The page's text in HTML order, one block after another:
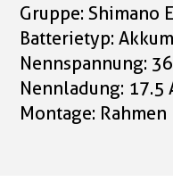
Gruppe: Shimano
Batterietyp:
Nennspannung:
Nennladung: 17.5
Montage: Rahmen